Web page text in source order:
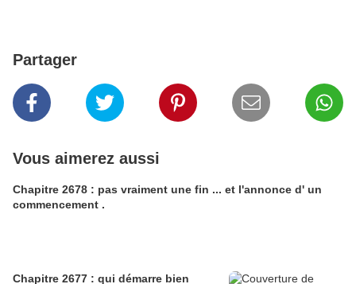
Partager
Vous aimerez aussi
Chapitre 2678 : pas vraiment une fin ... et l'annonce d' un
commencement .
Chapitre 2677 : qui démarre bien